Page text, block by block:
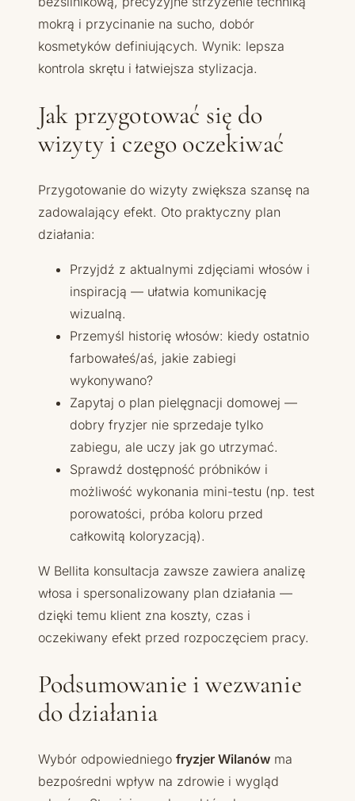
mokrą i przycinanie na sucho, dobór
kosmetyków definiujących. Wynik: lepsza
kontrola skrętu i łatwiejsza stylizacja.
Jak przygotować się do
wizyty i czego oczekiwać
Przygotowanie do wizyty zwiększa szansę na
zadowalający efekt. Oto praktyczny plan
działania:
Przyjdź z aktualnymi zdjęciami włosów i
inspiracją — ułatwia komunikację
wizualną.
Przemyśl historię włosów: kiedy ostatnio
farbowałeś/aś, jakie zabiegi
wykonywano?
Zapytaj o plan pielęgnacji domowej —
dobry fryzjer nie sprzedaje tylko
zabiegu, ale uczy jak go utrzymać.
Sprawdź dostępność próbników i
możliwość wykonania mini-testu (np. test
porowatości, próba koloru przed
całkowitą koloryzacją).
W Bellita konsultacja zawsze zawiera analizę
włosa i spersonalizowany plan działania —
dzięki temu klient zna koszty, czas i
oczekiwany efekt przed rozpoczęciem pracy.
Podsumowanie i wezwanie
do działania
Wybór odpowiedniego fryzjer Wilanów ma
bezpośredni wpływ na zdrowie i wygląd